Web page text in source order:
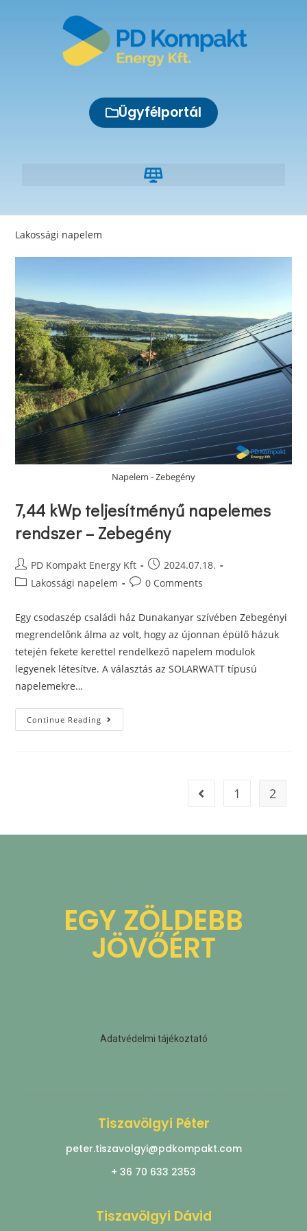
Ügyfélportál
Lakossági napelem
Napelem - Zebegény
7,44 kWp teljesítményű napelemes
rendszer – Zebegény
PD Kompakt Energy Kft
2024.07.18.
Lakossági napelem
0 Comments
Egy csodaszép családi ház Dunakanyar szívében Zebegényi
megrendelőnk álma az volt, hogy az újonnan épülő házuk
tetején fekete kerettel rendelkező napelem modulok
legyenek létesítve. A választás az SOLARWATT típusú
napelemekre…
Continue Reading
1 2
EGY ZÖLDEBB
JÖVŐÉRT
Adatvédelmi tájékoztató
Tiszavölgyi Péter
peter.tiszavolgyi@pdkompakt.com
+ 36 70 633 2353
Tiszavölgyi Dávid